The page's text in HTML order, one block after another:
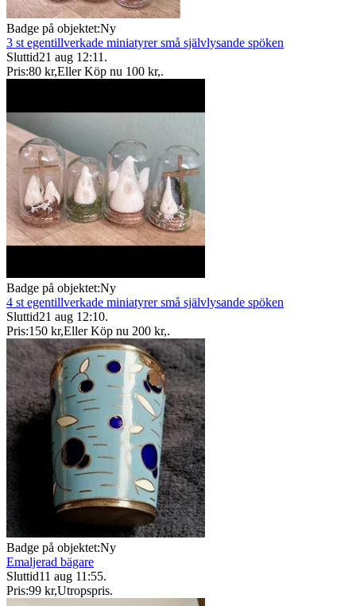
Badge på objektet:Ny
3 st egentillverkade miniatyrer små självlysande spöken
Sluttid21 aug 12:11 .
Pris:80 kr,Eller Köp nu 100 kr,.
Badge på objektet:Ny
4 st egentillverkade miniatyrer små självlysande spöken
Sluttid21 aug 12:10.
Pris:150 kr,Eller Köp nu 200 kr,.
Badge på objektet:Ny
Emaljerad bägare
Sluttid11 aug 11:55.
Pris:99 kr,Utropspris.